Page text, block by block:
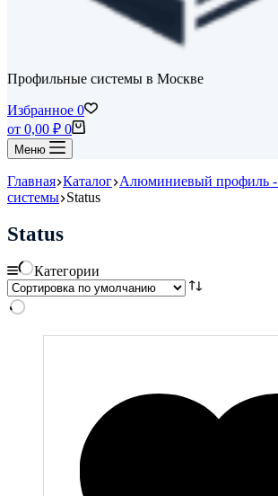
Профильные системы в Москве
Избранное 0
Корзина
от 0,00 ₽ 0
Меню
Главная Каталог Алюминиевый профиль
системы Status
Status
Категории